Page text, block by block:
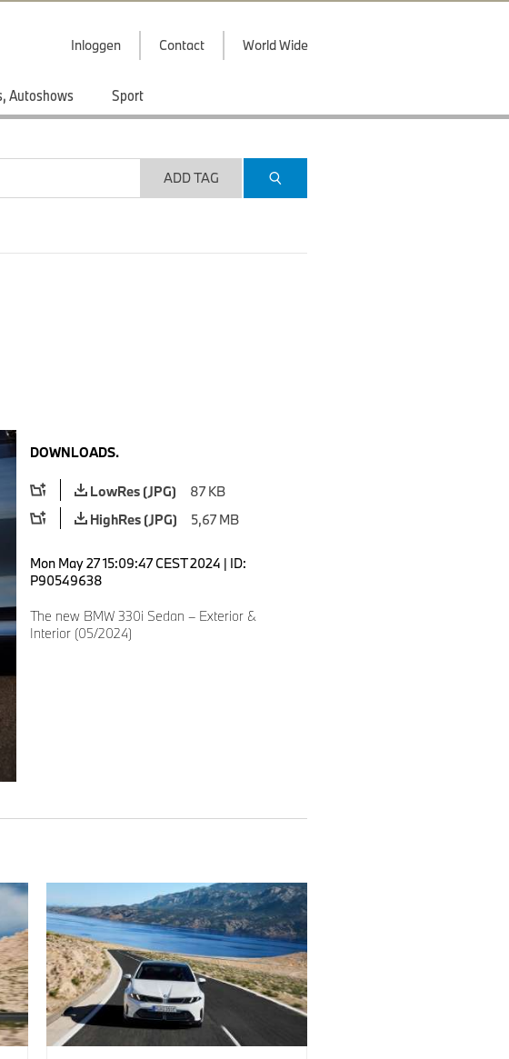
Inloggen Contact World Wide
Autoshows Sport
ADD TAG
DOWNLOADS.
LowRes (JPG)
87 KB
HighRes (JPG)
5,67 MB
Mon May 27 15:09:47 CEST 2024 | ID:
P90549638
The new BMW 330i Sedan – Exterior &
Interior (05/2024)